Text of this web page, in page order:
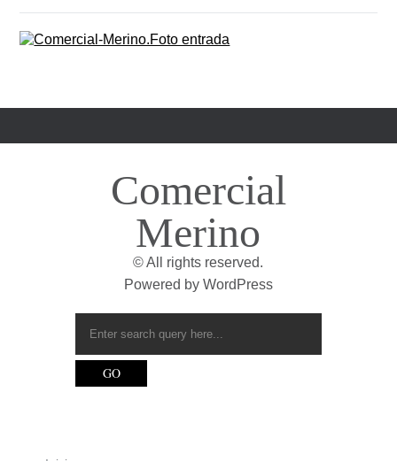
Comercial
Merino
© All rights reserved.
Powered by WordPress